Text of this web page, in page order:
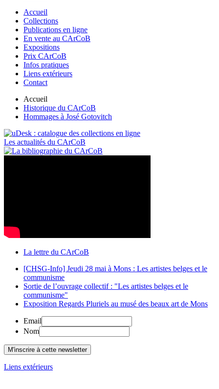
Accueil
Collections
Publications en ligne
En vente au CArCoB
Expositions
Prix CArCoB
Infos pratiques
Liens extérieurs
Contact
Accueil
Historique du CArCoB
Hommages à José Gotovitch
Les actualités du CArCoB
La lettre du CArCoB
[CHSG-Info] Jeudi 28 mai à Mons : Les artistes belges et le
communisme
Sortie de l’ouvrage collectif : "Les artistes belges et le
communisme"
Exposition Regards Pluriels au musé des beaux art de Mons
Email
Nom
Liens extérieurs